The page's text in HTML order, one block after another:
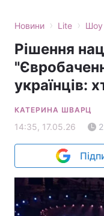
Новини › Lite › Шоу
Рішення
українців:
КАТЕРИНА ШВАРЦ
14:35, 17.05.26